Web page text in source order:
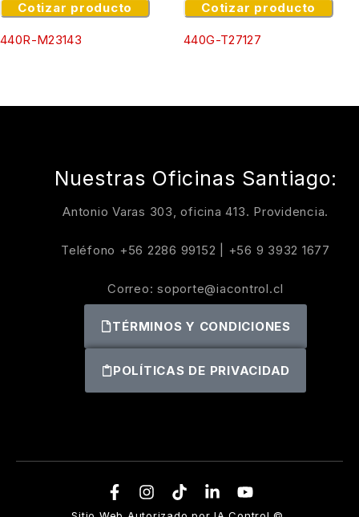
Cotizar producto
440R-M23143
Cotizar producto
440G-T27127
Nuestras Oficinas Santiago:
Antonio Varas 303, oficina 413. Providencia.
Teléfono +56 2286 99152 +56 9 3932 1677
Correo: soporte@iacontrol.cl
TÉRMINOS Y CONDICIONES
POLÍTICAS DE PRIVACIDAD